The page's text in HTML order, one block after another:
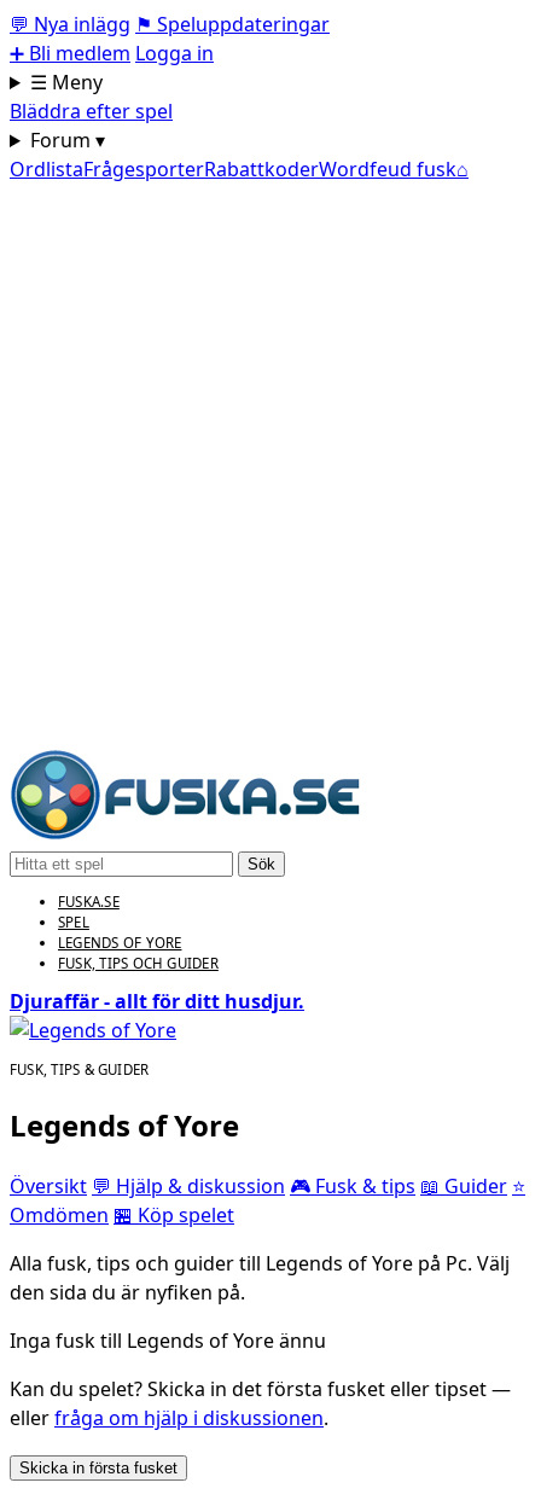
💬 Nya inlägg ⚑ Speluppdateringar
➕ Bli medlem Logga in
☰ Meny
Bläddra efter spel
Forum ▾
OrdlistaFrågesporterRabattkoderWordfeud fusk⌂
Sök
FUSKA.SE
SPEL
LEGENDS OF YORE
FUSK, TIPS OCH GUIDER
Djuraffär - allt för ditt husdjur.
FUSK, TIPS & GUIDER
Legends of Yore
Översikt 💬 Hjälp & diskussion 🎮 Fusk & tips 📖 Guider ⭐
Omdömen 🏪 Köp spelet
Alla fusk, tips och guider till Legends of Yore på Pc. Välj
den sida du är nyfiken på.
Inga fusk till Legends of Yore ännu
Kan du spelet? Skicka in det första fusket eller tipset —
ellerfråga om hjälp i diskussionen.
Skicka in första fusket